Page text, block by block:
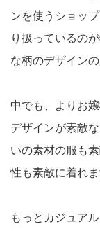
ンを使うショッ
り扱っているの
な柄のデザイン
中でも、よりお
デザインが素敵
いの素材の服も
性も素敵に着れま
もっとカジュア